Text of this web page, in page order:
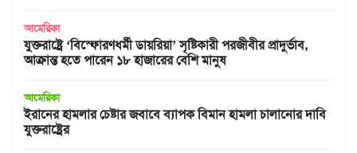
আমেরিকা
যুক্তরাষ্ট্রে ‘বিস্ফোরণধর্মী ডায়রিয়া’ সৃষ্টিকারী পরজীবীর প্রাদুর্ভাব,
আক্রান্ত হতে পারেন ১৮ হাজারের বেশি মানুষ
আমেরিকা
ইরানের হামলার চেষ্টার জবাবে ব্যাপক বিমান হামলা চালানোর দাবি
যুক্তরাষ্ট্রের